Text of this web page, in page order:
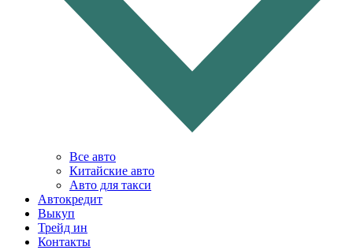
Все авто
Китайские авто
Авто для такси
Автокредит
Выкуп
Трейд ин
Контакты